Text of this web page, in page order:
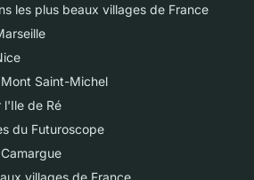
les plus beaux villages de France
Saint-Michel
l'Ile de Ré
du Futuroscope
villages de France